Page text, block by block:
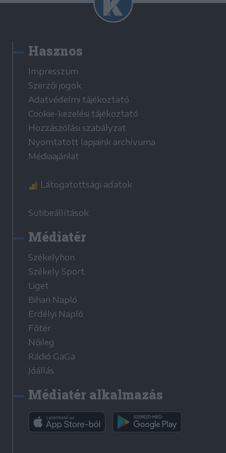
Hasznos
Impresszum
Szerzői jogok
Adatvédelmi tájékoztató
Cookie-kezelési tájékoztató
Hozzászólási szabályzat
Nyomtatott lapjaink archívuma
Médiaajánlat
Látogatottsági adatok
Sütibeállítások
Médiatér
Székelyhon
Székely Sport
Liget
Bihari Napló
Erdélyi Napló
Főtér
Nőileg
Rádió GaGa
Jóállás
Médiatér alkalmazás